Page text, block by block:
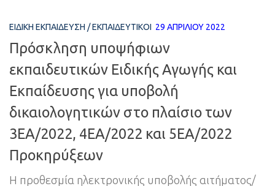
ΕΙΔΙΚΉ ΕΚΠΑΊΔΕΥΣΗ /ΕΚΠΑΙΔΕΥΤΙΚΟΊ 29 ΑΠΡΙΛΊΟΥ 2022
Πρόσκληση υποψήφιων
εκπαιδευτικών Ειδικής Αγωγής και
Εκπαίδευσης για υποβολή
δικαιολογητικών στο πλαίσιο των
3ΕA/2022, 4ΕA/2022 και 5ΕA/2022
Προκηρύξεων
Η προθεσμία ηλεκτρονικής υποβολής αιτήματος/